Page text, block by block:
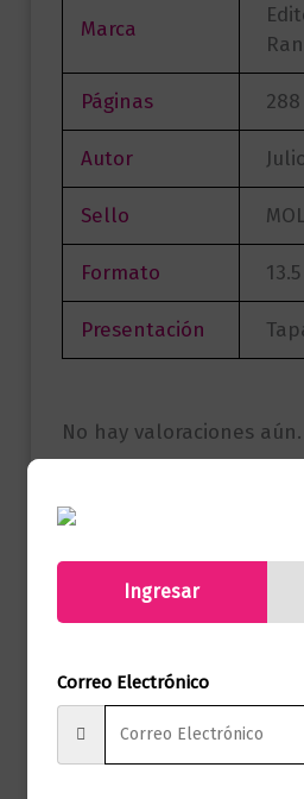
Marca
Páginas 288
Autor
Sello
Formato
Presentación
No hay valoraciones aún.
comprado este producto
una valoración.
Productos relacionados
Ingresar
Correo Electrónico